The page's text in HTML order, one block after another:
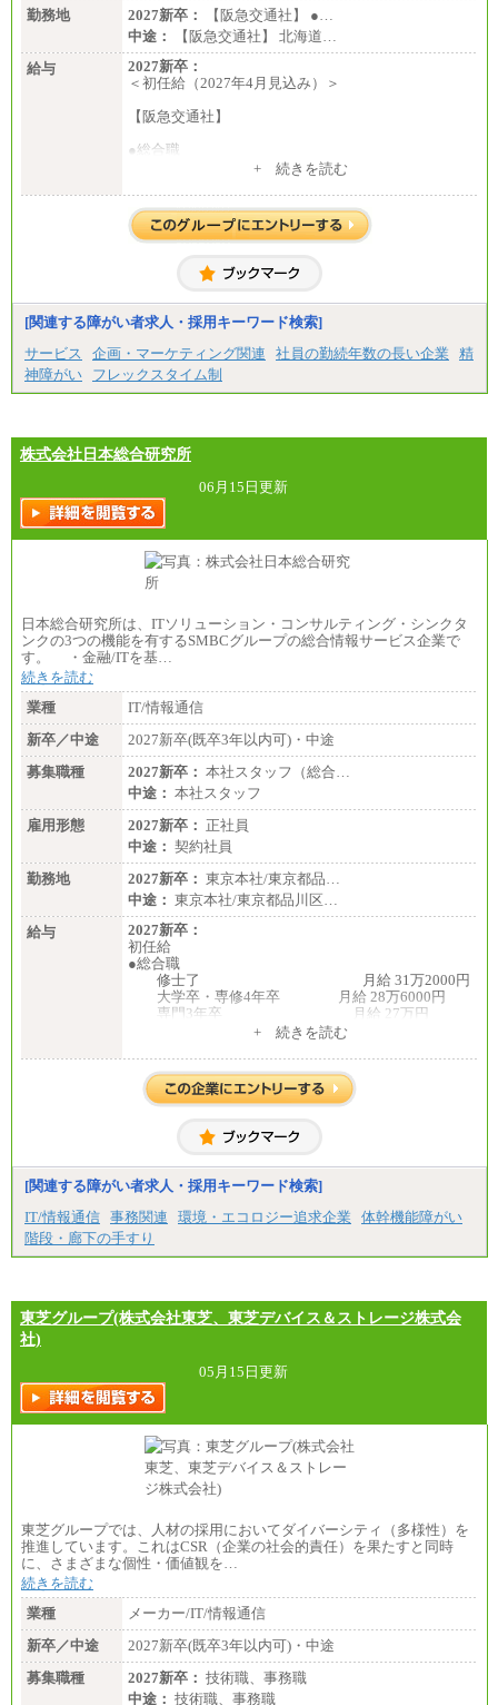
勤務地
2027新卒：
【阪急交通社】 ●…
中途：
【阪急交通社】 北海道…
給与
2027新卒：
＜初任給（2027年4月見込み）＞
【阪急交通社】
●総合職
(※3)、239,000円(※4)、237,000円（※5）
・専門・短大卒
(※3)、218,500円(※4)、216,500円（※5）
※1…東京都、埼玉県、千葉県、神奈川県
※2…大阪府、京都府、兵庫県、滋賀県
※3…愛知県、静岡県
※4…北海道、宮城県、栃木県、群馬県、長野県、新
潟県、富山県、石川県、岡山県、広島県、山口県、
香川県、福岡県
県、福島県、山形県
・月給には一律地域手当を含んだ金額を表示
（一律地域手当：※1…36,000円、※2…33,000円、
※3…28,000円、※4…25,000円、※5…23,000円）
・試用期間中も給与変更なし
●基幹職（地域限定社員）
・大学・院卒／月給185,000 円～219,000 円 ※勤務地
により異なる。
〈大阪・兵庫〉209,000 円
〈愛知〉194,500 円 〈福岡〉1
85,000 円
地により異なる。
〈東京・神奈川〉210,000 円
〈大阪・兵庫〉200,000 円
〈愛知〉194,500 円 〈福
岡〉185,000円
※基本給のみ（地域手当なし）
※試用期間中も給与変更なし
中途：
【阪急交通社】
◆正社員/総合職
月給250,000円～(※1)、247,000円～(※2)、242,000円
～(※3)、239,000円～(※4)、237,000円～（※5）
・月給は一律地域手当を含んだ金額を表示
（※1…36,000円、※2…33,000円、※3…28,000円、
※4…25,000円、※5…23,000円）
・試用期間中も給与変更なし
◆正社員/基幹職
〈東京・神奈川〉月給219,000 円～ 〈大阪・兵庫〉
・一律地域手当なし
・試用期間中も給与変更なし
月給187,500円～(※1)、184,000円～(※2)、180,500円
※1…東京都、埼玉県、千葉県、神奈川県
※3…愛知県、静岡県
※4…北海道、宮城県、栃木県、群馬県、長野県、新
潟県、富山県、石川県、岡山県、広島県、山口県、
分県、長崎県、熊本県、宮崎県、鹿児島県、沖縄
県、福島県、山形県
時給制：最低時給額 1,050円～ ※勤務地により異な
る。
【エアサーブ】
月給223,000円～
・試用期間中も給与変更なし
+ 続きを読む
[関連する障がい者求人・採用キーワード検索]
サービス
企画・マーケティング関連 社員の勤続年数の長い企業
精
神障がい
フレックスタイム制
株式会社日本総合研究所
06月15日更新
日本総合研究所は、ITソリューション・コンサルティング・シンクタ
ンクの3つの機能を有するSMBCグループの総合情報サービス企業で
す。 ・金融/ITを基…
続きを読む
業種
IT/情報通信
新卒／中途
2027新卒(既卒3年以内可)・中途
募集職種
2027新卒： 本社スタッフ（総合…
中途： 本社スタッフ
雇用形態
2027新卒： 正社員
中途： 契約社員
勤務地
2027新卒： 東京本社/東京都品…
中途： 東京本社/東京都品川区…
給与
2027新卒：
初任給
●総合職
修士了 月給 31万2000円
大学卒・専修4年卒 月給 28万6000円
専門3年卒 月給 27万円
専門2年・短大・高専卒 月給 26万円
経験・能力を考慮のうえ、当社規程に基づき決定い
たします。
大学卒 月給 25万3000
中途：
月給250,000円～300,000円
※ご経験を考慮の上決定します
※試用期間はありません
+ 続きを読む
[関連する障がい者求人・採用キーワード検索]
IT/情報通信 事務関連 環境・エコロジー追求企業
体幹機能障がい
階段・廊下の手すり
東芝グループ(株式会社東芝、東芝デバイス＆ストレージ株式会
社)
05月15日更新
東芝グループでは、人材の採用においてダイバーシティ（多様性）を
推進しています。これはCSR（企業の社会的責任）を果たすと同時
に、さまざまな個性・価値観を…
続きを読む
業種
メーカー/IT/情報通信
新卒／中途
2027新卒(既卒3年以内可)・中途
募集職種
2027新卒： 技術職、事務職
中途： 技術職、事務職